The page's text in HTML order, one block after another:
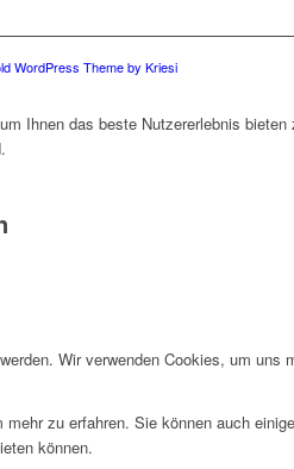
WordPress Theme by Kriesi
Ihnen das beste Nutzererlebnis
Wir verwenden Cookies, um
zu erfahren. Sie können auch
können.